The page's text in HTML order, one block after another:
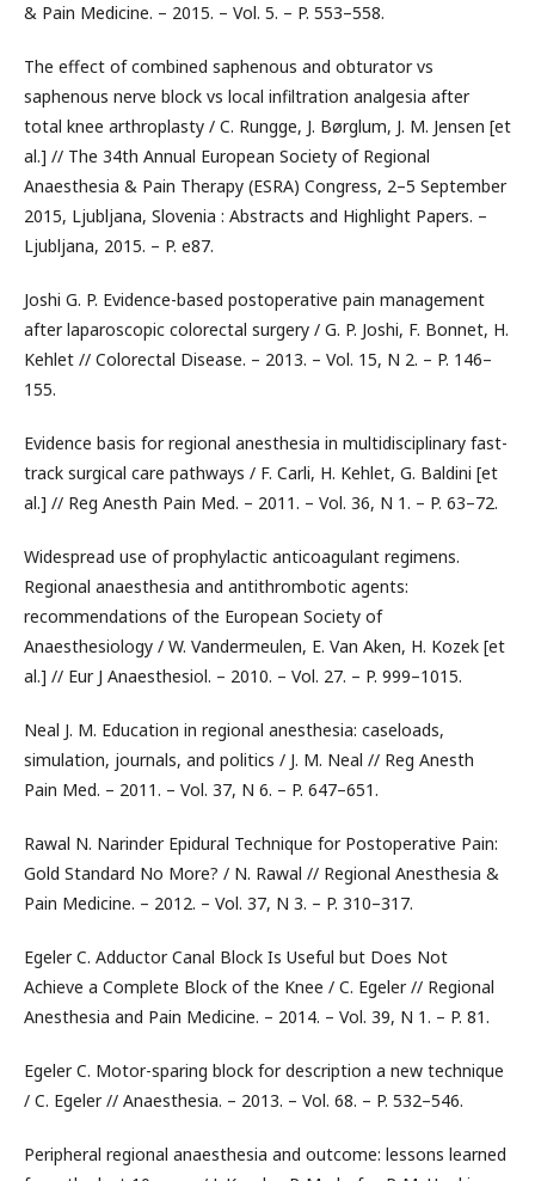
& Pain Medicine. – 2015. – Vol. 5. – P. 553–558.
The effect of combined saphenous and obturator vs
saphenous nerve block vs local infiltration analgesia after
total knee arthroplasty / C. Rungge, J. Børglum, J. M. Jensen [et
al.] // The 34th Annual European Society of Regional
Anaesthesia & Pain Therapy (ESRA) Congress, 2–5 September
2015, Ljubljana, Slovenia : Abstracts and Highlight Papers. –
Ljubljana, 2015. – P. e87.
Joshi G. P. Evidence-based postoperative pain management
after laparoscopic colorectal surgery / G. P. Joshi, F. Bonnet, H.
Kehlet // Colorectal Disease. – 2013. – Vol. 15, N 2. – P. 146–
155.
Evidence basis for regional anesthesia in multidisciplinary fast-
track surgical care pathways / F. Carli, H. Kehlet, G. Baldini [et
al.] // Reg Anesth Pain Med. – 2011. – Vol. 36, N 1. – P. 63–72.
Widespread use of prophylactic anticoagulant regimens.
Regional anaesthesia and antithrombotic agents:
recommendations of the European Society of
Anaesthesiology / W. Vandermeulen, E. Van Aken, H. Kozek [et
al.] // Eur J Anaesthesiol. – 2010. – Vol. 27. – P. 999–1015.
Neal J. M. Education in regional anesthesia: caseloads,
simulation, journals, and politics / J. M. Neal // Reg Anesth
Pain Med. – 2011. – Vol. 37, N 6. – P. 647–651.
Rawal N. Narinder Epidural Technique for Postoperative Pain:
Gold Standard No More? / N. Rawal // Regional Anesthesia &
Pain Medicine. – 2012. – Vol. 37, N 3. – P. 310–317.
Egeler C. Adductor Canal Block Is Useful but Does Not
Achieve a Complete Block of the Knee / C. Egeler // Regional
Anesthesia and Pain Medicine. – 2014. – Vol. 39, N 1. – P. 81.
Egeler C. Motor-sparing block for description a new technique
/ C. Egeler // Anaesthesia. – 2013. – Vol. 68. – P. 532–546.
Peripheral regional anaesthesia and outcome: lessons learned